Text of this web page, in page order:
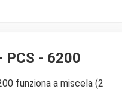
PCS - 6200
funziona a miscela (2